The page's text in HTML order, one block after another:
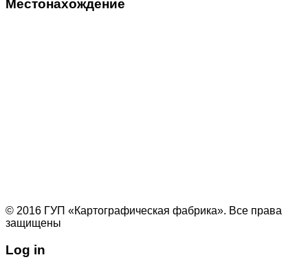
Местонахождение
© 2016 ГУП «Картографическая фабрика». Все права
защищены
Log in